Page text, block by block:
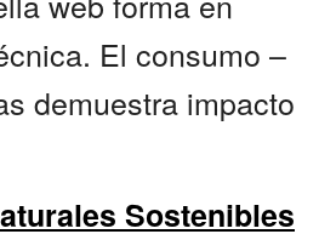
El consumo –
demuestra impacto
Sostenibles